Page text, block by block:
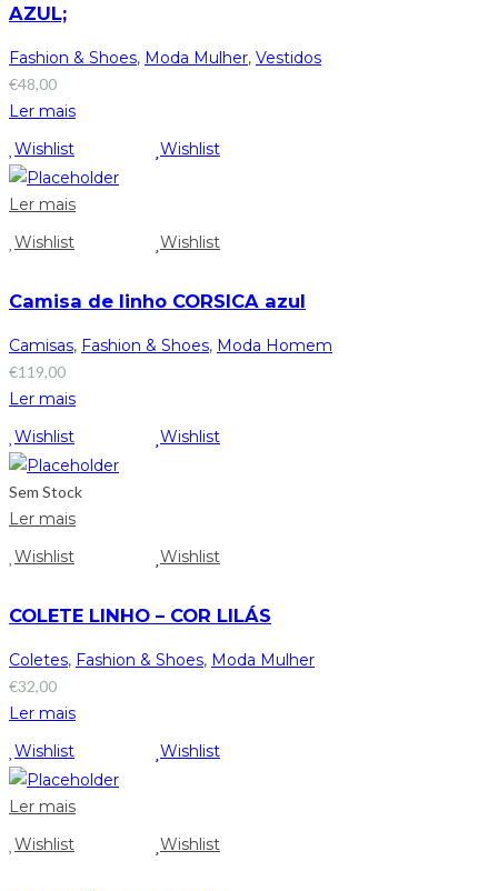
AZUL;
Fashion & Shoes, Moda Mulher, Vestidos
€48,00
Ler mais
Wishlist
Wishlist
Ler mais
Wishlist
Wishlist
Camisa de linho CORSICA azul
Camisas, Fashion & Shoes, Moda Homem
€119,00
Ler mais
Wishlist
Wishlist
Sem Stock
Ler mais
Wishlist
Wishlist
COLETE LINHO – COR LILÁS
Coletes, Fashion & Shoes, Moda Mulher
€32,00
Ler mais
Wishlist
Wishlist
Ler mais
Wishlist
Wishlist